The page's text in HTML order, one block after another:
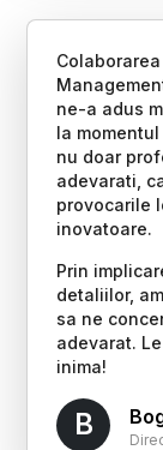
ne-a adus
la
nu doar
adevarati,
provocarile
inovatoare.
Prin
detaliilor,
sa ne
adevarat.
inima!
B